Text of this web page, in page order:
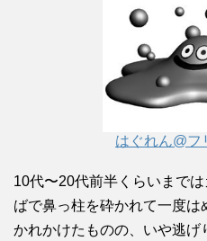
はぐれん@フ
10代〜20代前半くらいまで
ばで鼻っ柱を砕かれて一度
かれかけたものの、いや逃